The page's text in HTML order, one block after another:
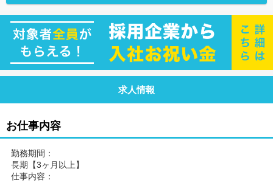
求人情報
お仕事内容
勤務期間：
長期【3ヶ月以上】
仕事内容：